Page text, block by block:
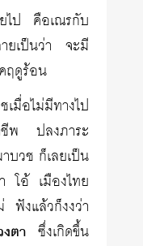
ไป คือเณรกับ
ยเป็นว่า จะมี
ฤดูร้อน
อไม่มีทางไป
ชีพ ปลงภาระ
บวช ก็เลยเป็น
โอ้ เมืองไทย
ฟังแล้วก็งงว่า
ตา ซึ่งเกิดขึ้น